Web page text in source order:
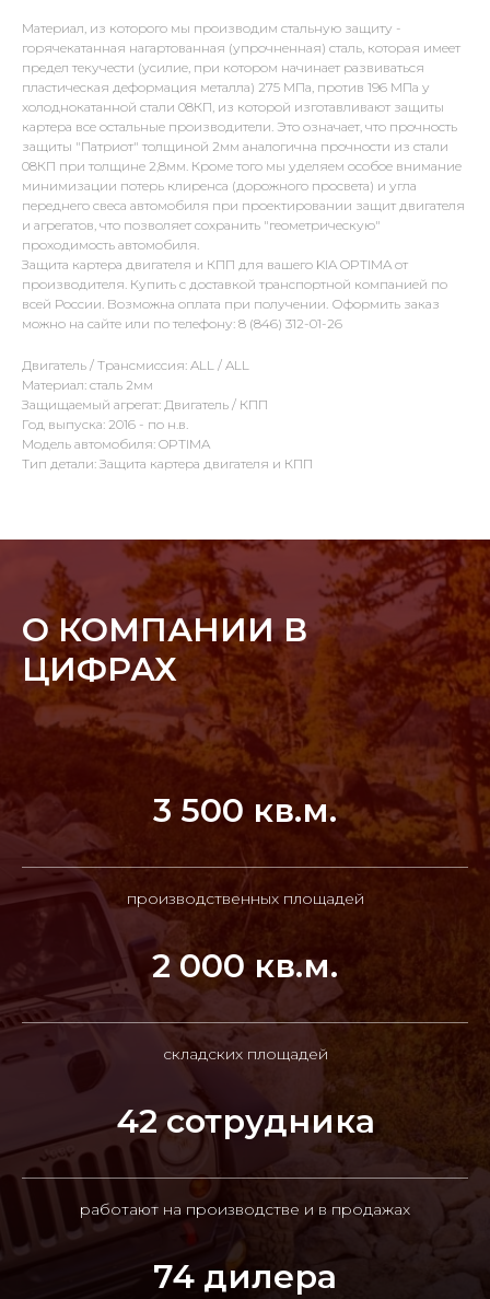
Материал, из которого мы производим стальную защиту -
горячекатанная нагартованная (упрочненная) сталь, которая имеет
предел текучести (усилие, при котором начинает развиваться
пластическая деформация металла) 275 МПа, против 196 МПа у
холоднокатанной стали 08КП, из которой изготавливают защиты
картера все остальные производители. Это означает, что прочность
защиты "Патриот" толщиной 2мм аналогична прочности из стали
08КП при толщине 2,8мм. Кроме того мы уделяем особое внимание
минимизации потерь клиренса (дорожного просвета) и угла
переднего свеса автомобиля при проектировании защит двигателя
и агрегатов, что позволяет сохранить "геометрическую"
проходимость автомобиля.
Защита картера двигателя и КПП для вашего KIA OPTIMA от
производителя. Купить с доставкой транспортной компанией по
всей России. Возможна оплата при получении. Оформить заказ
можно на сайте или по телефону: 8 (846) 312-01-26
Двигатель / Трансмиссия: ALL / ALL
Материал: сталь 2мм
Защищаемый агрегат: Двигатель / КПП
Год выпуска: 2016 - по н.в.
Модель автомобиля: OPTIMA
Тип детали: Защита картера двигателя и КПП
О КОМПАНИИ В
ЦИФРАХ
3 500 кв.м.
производственных площадей
2 000 кв.м.
складских площадей
42 сотрудника
работают на производстве и в продажах
74 дилера